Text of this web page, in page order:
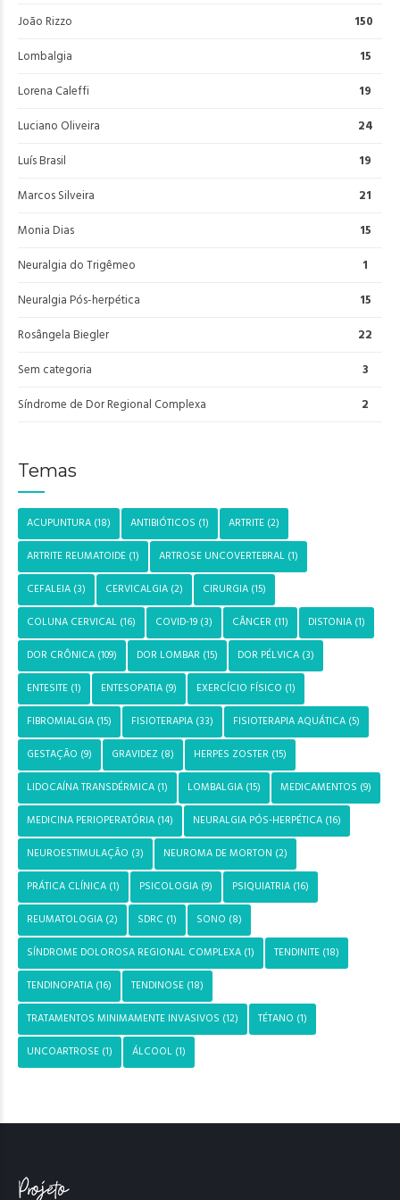
João Rizzo 150
Lombalgia 15
Lorena Caleffi 19
Luciano Oliveira 24
Luís Brasil 19
Marcos Silveira 21
Monia Dias 15
Neuralgia do Trigêmeo 1
Neuralgia Pós-herpética 15
Rosângela Biegler 22
Sem categoria 3
Síndrome de Dor Regional Complexa 2
Temas
ACUPUNTURA (18) ANTIBIÓTICOS (1) ARTRITE (2)
ARTRITE REUMATOIDE (1) ARTROSE UNCOVERTEBRAL (1)
CEFALEIA (3) CERVICALGIA (2) CIRURGIA (15)
COLUNA CERVICAL (16) COVID-19 (3) CÂNCER (11) DISTONIA (1)
DOR CRÔNICA (109) DOR LOMBAR (15) DOR PÉLVICA (3)
ENTESITE (1) ENTESOPATIA (9) EXERCÍCIO FÍSICO (1)
FIBROMIALGIA (15) FISIOTERAPIA (33) FISIOTERAPIA AQUÁTICA (5)
GESTAÇÃO (9) GRAVIDEZ (8) HERPES ZOSTER (15)
LIDOCAÍNA TRANSDÉRMICA (1) LOMBALGIA (15) MEDICAMENTOS (9)
MEDICINA PERIOPERATÓRIA (14) NEURALGIA PÓS-HERPÉTICA (16)
NEUROESTIMULAÇÃO (3) NEUROMA DE MORTON (2)
PRÁTICA CLÍNICA (1) PSICOLOGIA (9) PSIQUIATRIA (16)
REUMATOLOGIA (2) SDRC (1) SONO (8)
SÍNDROME DOLOROSA REGIONAL COMPLEXA (1) TENDINITE (18)
TENDINOPATIA (16) TENDINOSE (18)
TRATAMENTOS MINIMAMENTE INVASIVOS (12) TÉTANO (1)
UNCOARTROSE (1) ÁLCOOL (1)